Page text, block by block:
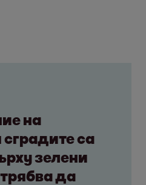
на
са
зелени
да